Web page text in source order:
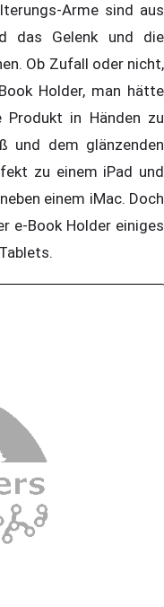
Arme sind aus
das Gelenk und die
Ob Zufall oder nicht,
Holder, man hätte
Produkt in Händen zu
und dem glänzenden
zu einem iPad und
einem iMac. Doch
e-Book Holder einiges